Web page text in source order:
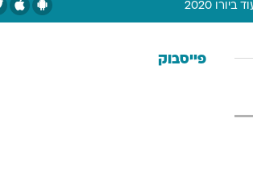
ביורו 2020
היורו פייסבוק